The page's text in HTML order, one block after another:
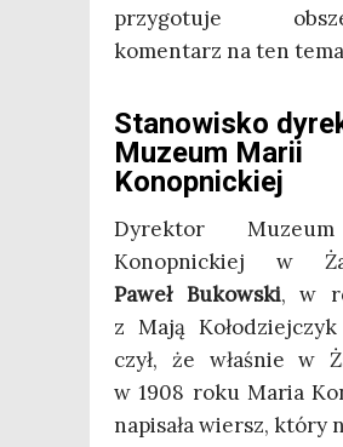
przy­go­tu­je
komen­tarz na ten
Stanowisko
Muzeum Marii
Konopnickiej
Dyrek­tor
Konop­nic­kiej w
Paweł Bukow­ski, w
z Mają
czył, że wła­śnie w
w 1908 roku Maria
napi­sa­ła wiersz, któ­ry